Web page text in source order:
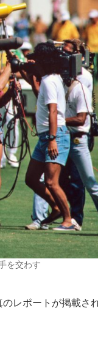
を交わす
レポートが掲載さ